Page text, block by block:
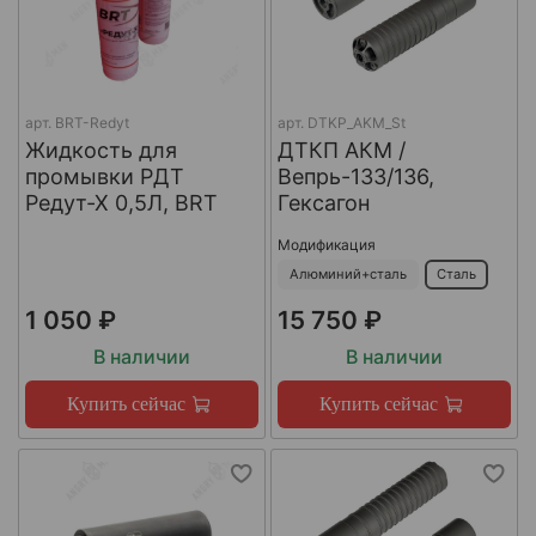
арт. BRT-Redyt
Жидкость для
промывки РДТ
Редут-Х 0,5Л, BRT
1 050 ₽
В наличии
Купить сейчас
арт. DTKP_AKM_St
ДТКП АКМ /
Вепрь-133/136,
Гексагон
Модификация
Алюминий+сталь Сталь
15 750 ₽
В наличии
Купить сейчас